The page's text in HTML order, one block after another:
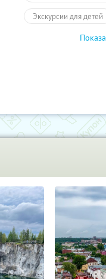
Экскурсии для детей
Автобусные